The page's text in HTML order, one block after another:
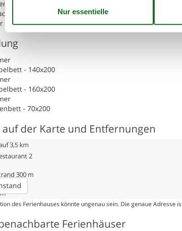
wie Trapholt und Koldinghus. Die
und wenn du einfach nur die Natur
oder einem wunderschönen Sonnenuntergang über
- 140x200
- 160x200
- 70x200
auf der Karte und Entfernungen
3,5 km
2
300 m
des Ferienhauses könnte ungenau sein. Die genaue Adresse
Ferienhäuser